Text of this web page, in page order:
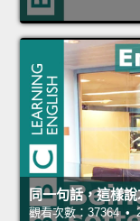
同一句話，這樣
觀看次數：37364 •